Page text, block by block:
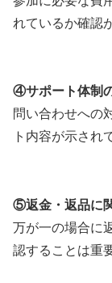
れているか確認
④サポート体制
問い合わせへの
ト内容が示され
⑤返金・返品に
万が一の場合に
認することは重